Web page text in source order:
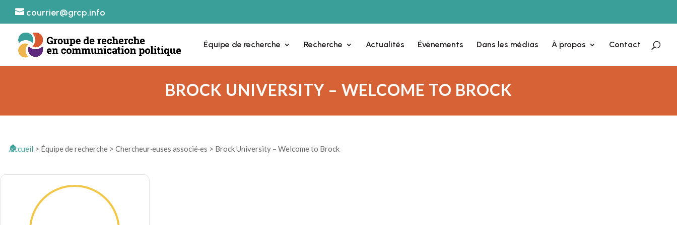
courrier@grcp.info
Équipe de recherche Recherche Actualités Évènements Dans les médias À propos Contact
BROCK UNIVERSITY – WELCOME TO BROCK
Accueil > Équipe de recherche > Chercheur·euses associé·es > Brock University – Welcome to Brock